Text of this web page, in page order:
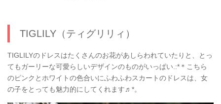
TIGLILY（ティグリリィ）
TIGLILYのドレスはたくさんのお花があしらわれていたりと、とっ
てもガーリーな可愛らしいデザインのものがいっぱい.:*＊こちら
のピンクとホワイトの色合いにふわふわスカートのドレスは、女
の子をとっても魅力的にしてくれます♬*。